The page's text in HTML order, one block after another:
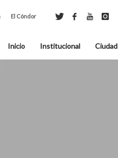
El Cóndor
Inicio Institucional Ciudad